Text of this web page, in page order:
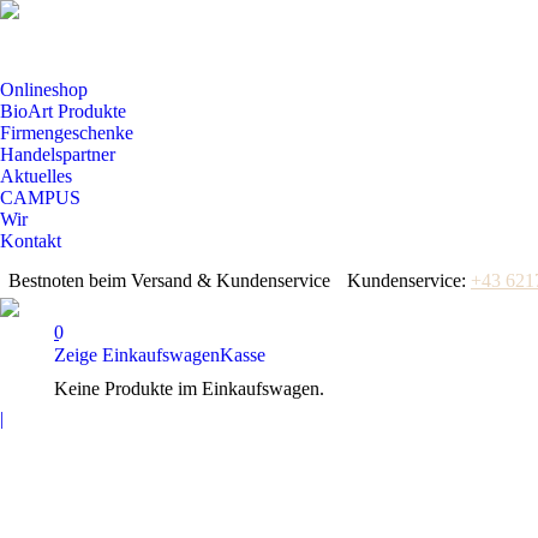
Onlineshop
BioArt Produkte
Firmengeschenke
Handelspartner
Aktuelles
CAMPUS
Wir
Kontakt
Bestnoten beim Versand & Kundenservice
Kundenservice: +43
0
Zeige EinkaufswagenKasse
Keine Produkte im Einkaufswagen.
|